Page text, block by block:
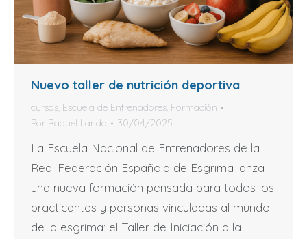
Nuevo taller de nutrición deportiva
cursos, Escuela de Entrenadores, Formación
Por Raquel Landa 30/04/2025
La Escuela Nacional de Entrenadores de la
Real Federación Española de Esgrima lanza
una nueva formación pensada para todos los
practicantes y personas vinculadas al mundo
de la esgrima: el Taller de Iniciación a la